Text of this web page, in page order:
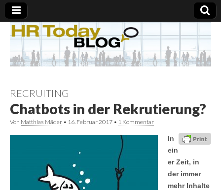
RECRUITING
Chatbots in der Rekrutierung?
Von Matthias Mäder • 16. Februar 2017 • 1 Kommentar
In
ein
er Zeit, in
der immer
mehr Inhalte